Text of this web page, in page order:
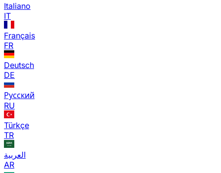
Italiano
IT
Français
FR
Deutsch
DE
Русский
RU
Türkçe
TR
العربية
AR